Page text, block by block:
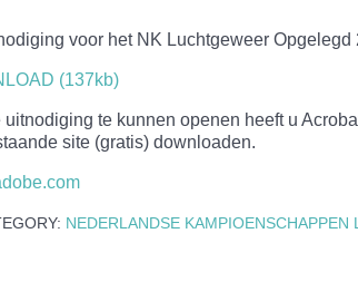
voor het NK Luchtgeweer Opgelegd
(137kb)
uitnodiging te kunnen openen heeft u
site (gratis) downloaden.
NEDERLANDSE